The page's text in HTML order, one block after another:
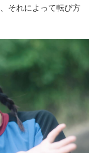
それによって転び方